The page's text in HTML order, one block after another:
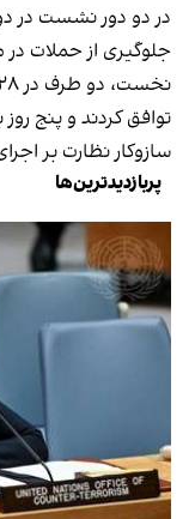
در دو دور نشست در
جلوگیری از حملات در
توافق کردند و پنج
سازوکار نظارت بر
پربازدیدترین‌ها